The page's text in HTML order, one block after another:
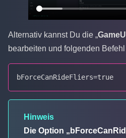
Alternativ kannst Du die „
bearbeiten und folgenden
bForceCanRideFliers=true
Hinweis
Die Option